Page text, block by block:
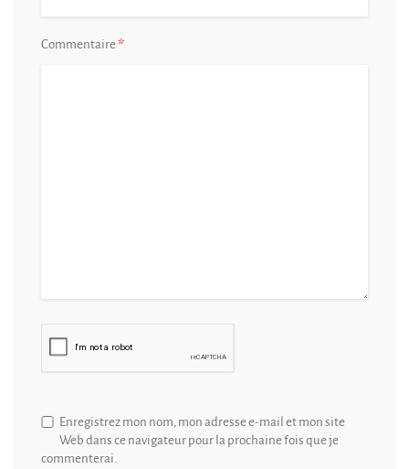
Commentaire*
Enregistrez mon nom, mon adresse e-mail et mon site
Web dans ce navigateur pour la prochaine fois que je
commenterai.